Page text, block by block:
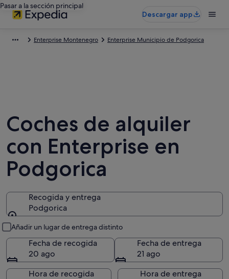
Pasar a la sección principal
Descargar app
Enterprise Montenegro Enterprise Municipio de Podgorica
Coches de alquiler
con Enterprise en
Podgorica
Recogida y entrega
Podgorica
Añadir un lugar de entrega distinto
Fecha de recogida
20 ago
Fecha de entrega
21 ago
Hora de recogida
Hora de entrega